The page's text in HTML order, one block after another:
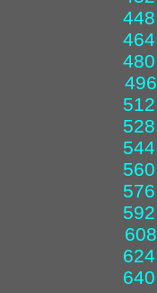
448
464
480
496
512
528
544
560
576
592
608
624
640